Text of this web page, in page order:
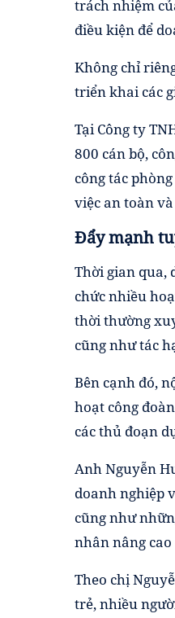
trách nhiệm
điều kiện để
Không chỉ
triển khai các
Tại Công ty
800 cán bộ,
công tác
việc an toàn
Đẩy mạnh
Thời gian qua,
chức nhiều
thời thường
cũng như tác
Bên cạnh đó,
hoạt công
các thủ đoạn
Anh Nguyễn
doanh nghiệp
cũng như
nhân nâng
Theo chị
trẻ, nhiều